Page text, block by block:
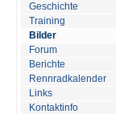
Geschichte
Training
Bilder
Forum
Berichte
Rennradkalender
Links
Kontaktinfo